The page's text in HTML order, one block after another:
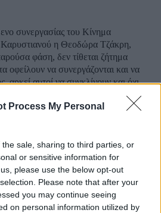
Process My Personal
sale, sharing to third parties, or
or sensitive information for
please use the below opt-out
Please note that after your
you may continue seeing
on personal information utilized by
συνεργασίας του Κίνημα
η Θεοδώρα Τζάκρη,
φάση, δεν τίθεται ζήτημα
οφείλουν να συνεργάζονται και να
αρκεί αυτοί να συγκλίνουν και όχι...